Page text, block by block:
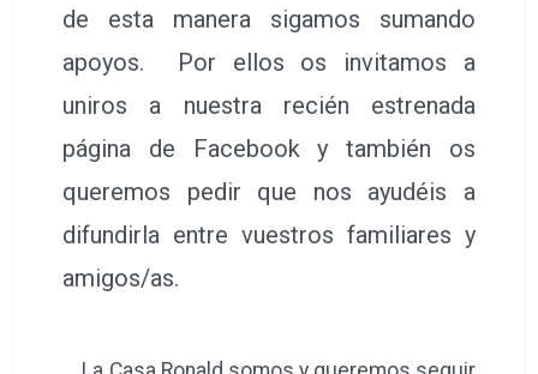
de esta manera sigamos sumando
apoyos. Por ellos os invitamos a
uniros a nuestra recién estrenada
página de Facebook y también os
queremos pedir que nos ayudéis a
difundirla entre vuestros familiares y
amigos/as.